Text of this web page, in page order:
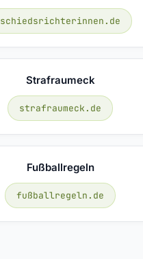
schiedsrichterinnen.de
Strafraumeck
strafraumeck.de
Fußballregeln
fußballregeln.de